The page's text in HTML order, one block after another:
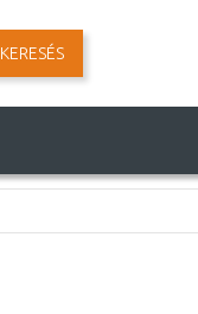
KERESÉS